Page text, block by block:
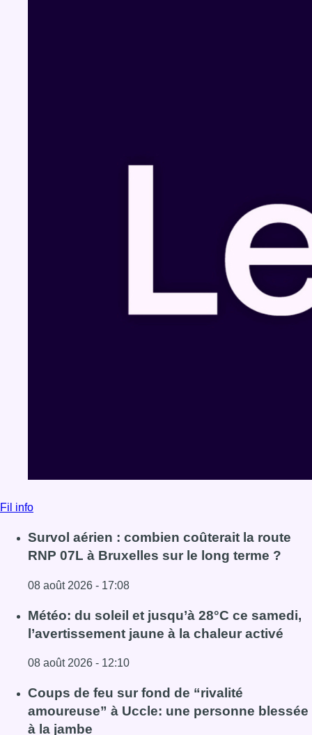
Fil info
Survol aérien : combien coûterait la route
RNP 07L à Bruxelles sur le long terme ?
08 août 2026 - 17:08
Lire l'article Survol aérien : combien coûterait la route
Météo: du soleil et jusqu’à 28°C ce samedi,
l’avertissement jaune à la chaleur activé
08 août 2026 - 12:10
Lire l'article Météo: du soleil et jusqu’à 28°C ce samedi,
Coups de feu sur fond de “rivalité
amoureuse” à Uccle: une personne blessée
à la jambe